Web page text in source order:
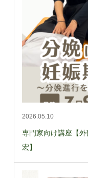
2026.05.10
専門家向け講座【
宏】